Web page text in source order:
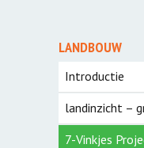
LANDBOUW
Introductie
landinzicht –
7-Vinkjes